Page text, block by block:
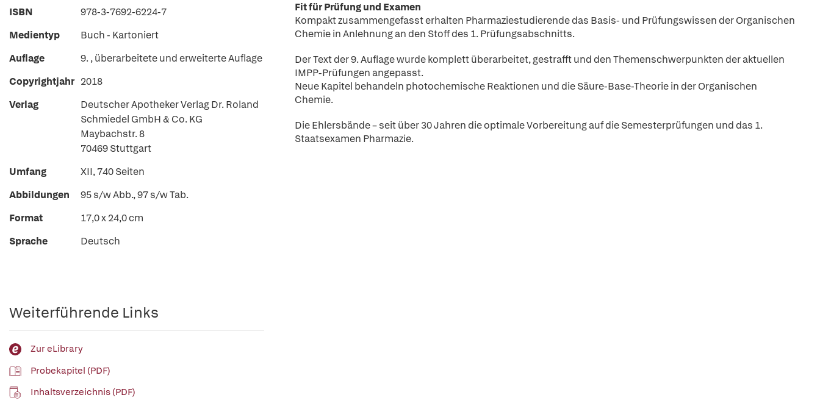
Fit für Prüfung und Examen
Kompakt zusammengefasst erhalten Pharmaziestudierende das Basis- und Prüfungswissen der Organischen
Chemie in Anlehnung an den Stoff des 1. Prüfungsabschnitts.
Der Text der 9. Auflage wurde komplett überarbeitet, gestrafft und den Themenschwerpunkten der aktuellen
IMPP-Prüfungen angepasst.
Neue Kapitel behandeln photochemische Reaktionen und die Säure-Base-Theorie in der Organischen
Chemie.
Die Ehlersbände – seit über 30 Jahren die optimale Vorbereitung auf die Semesterprüfungen und das 1.
Staatsexamen Pharmazie.
ISBN
978-3-7692-6224-7
Medientyp
Buch - Kartoniert
Auflage
9. , überarbeitete und erweiterte Auflage
Copyrightjahr 2018
Verlag
Deutscher Apotheker Verlag Dr. Roland
Schmiedel GmbH & Co. KG
Maybachstr. 8
70469 Stuttgart
Umfang
XII, 740 Seiten
Abbildungen
95 s/w Abb., 97 s/w Tab.
Format
17,0 x 24,0 cm
Sprache
Deutsch
Weiterführende Links
Zur eLibrary
Probekapitel (PDF)
Inhaltsverzeichnis (PDF)